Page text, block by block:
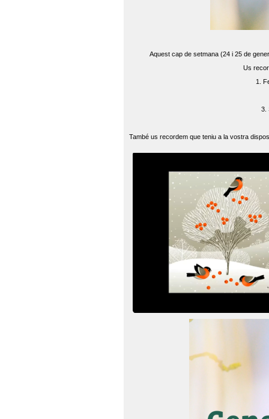
Aquest cap de setmana (24 i 25 de
Us
1.
3.
També us recordem que teniu a la vostra